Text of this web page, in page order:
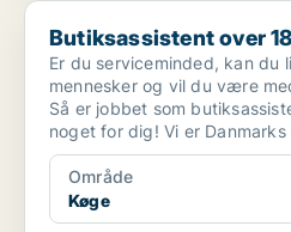
Butiksassistent over 18 år
Butiksassistent over
Er du serviceminded, kan du
mennesker og vil du være
Så er jobbet som
noget for dig! Vi er
Område
Køge